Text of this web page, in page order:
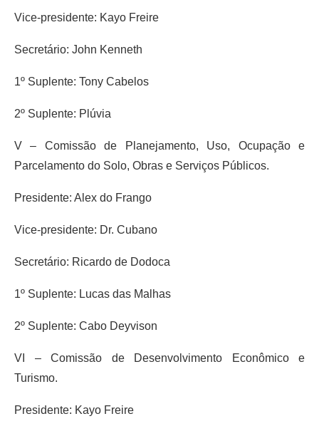
Vice-presidente: Kayo Freire
Secretário: John Kenneth
1º Suplente: Tony Cabelos
2º Suplente: Plúvia
V – Comissão de Planejamento, Uso, Ocupação e
Parcelamento do Solo, Obras e Serviços Públicos.
Presidente: Alex do Frango
Vice-presidente: Dr. Cubano
Secretário: Ricardo de Dodoca
1º Suplente: Lucas das Malhas
2º Suplente: Cabo Deyvison
VI – Comissão de Desenvolvimento Econômico e
Turismo.
Presidente: Kayo Freire